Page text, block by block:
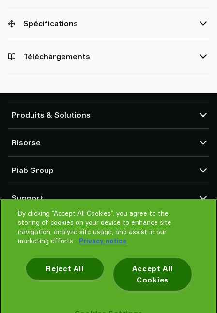
Spécifications
Téléchargements
Produits & Solutions
Ventouses et préhenseurs souples
Composants de main de préhension robotisée (EOAT)
Solutions de préhension pour robots et cobots
Accessoires de systèmes et de solutions
Transporteur pneumatique pour poudre et vrac
Risorse
Configuratori di prodotto
Condizioni generali di vendita
Déclaration de confidentialité
Piab Group
Une organisation mondiale
Code de conduite
Actualités
Support
Contactez-nous
Trouver un fournisseur
Aidez-moi à choisir
By clicking “Accept All Cookies”, you agree to the
storing of cookies on your device to enhance site
navigation, analyze site usage, and assist in our
marketing efforts.
Privacy notice
Accept All
Cookies
Reject All